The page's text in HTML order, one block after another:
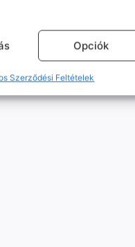
Opciók
Szerződési Feltételek